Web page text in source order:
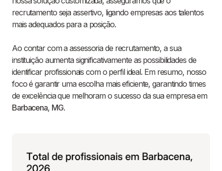
recrutamento seja assertivo, ligando empresas aos talentos
mais adequados para a posição.
Ao contar com a assessoria de recrutamento, a sua
instituição aumenta significativamente as possibilidades de
identificar profissionais com o perfil ideal. Em resumo, nosso
foco é garantir uma escolha mais eficiente, garantindo times
de excelência que melhoram o sucesso da sua empresa em
Barbacena, MG.